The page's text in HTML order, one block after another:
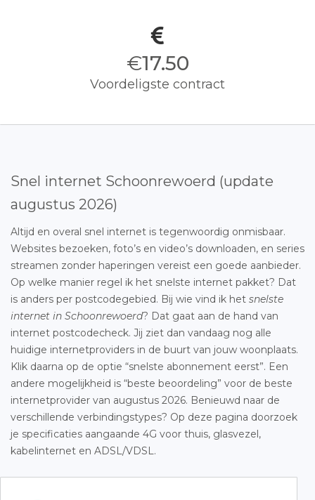
€17.50
Voordeligste contract
Snel internet Schoonrewoerd (update
augustus 2026)
Altijd en overal snel internet is tegenwoordig onmisbaar.
Websites bezoeken, foto’s en video’s downloaden, en series
streamen zonder haperingen vereist een goede aanbieder.
Op welke manier regel ik het snelste internet pakket? Dat
is anders per postcodegebied. Bij wie vind ik het snelste
internet in Schoonrewoerd? Dat gaat aan de hand van
internet postcodecheck. Jij ziet dan vandaag nog alle
huidige internetproviders in de buurt van jouw woonplaats.
Klik daarna op de optie “snelste abonnement eerst”. Een
andere mogelijkheid is “beste beoordeling” voor de beste
internetprovider van augustus 2026. Benieuwd naar de
verschillende verbindingstypes? Op deze pagina doorzoek
je specificaties aangaande 4G voor thuis, glasvezel,
kabelinternet en ADSL/VDSL.